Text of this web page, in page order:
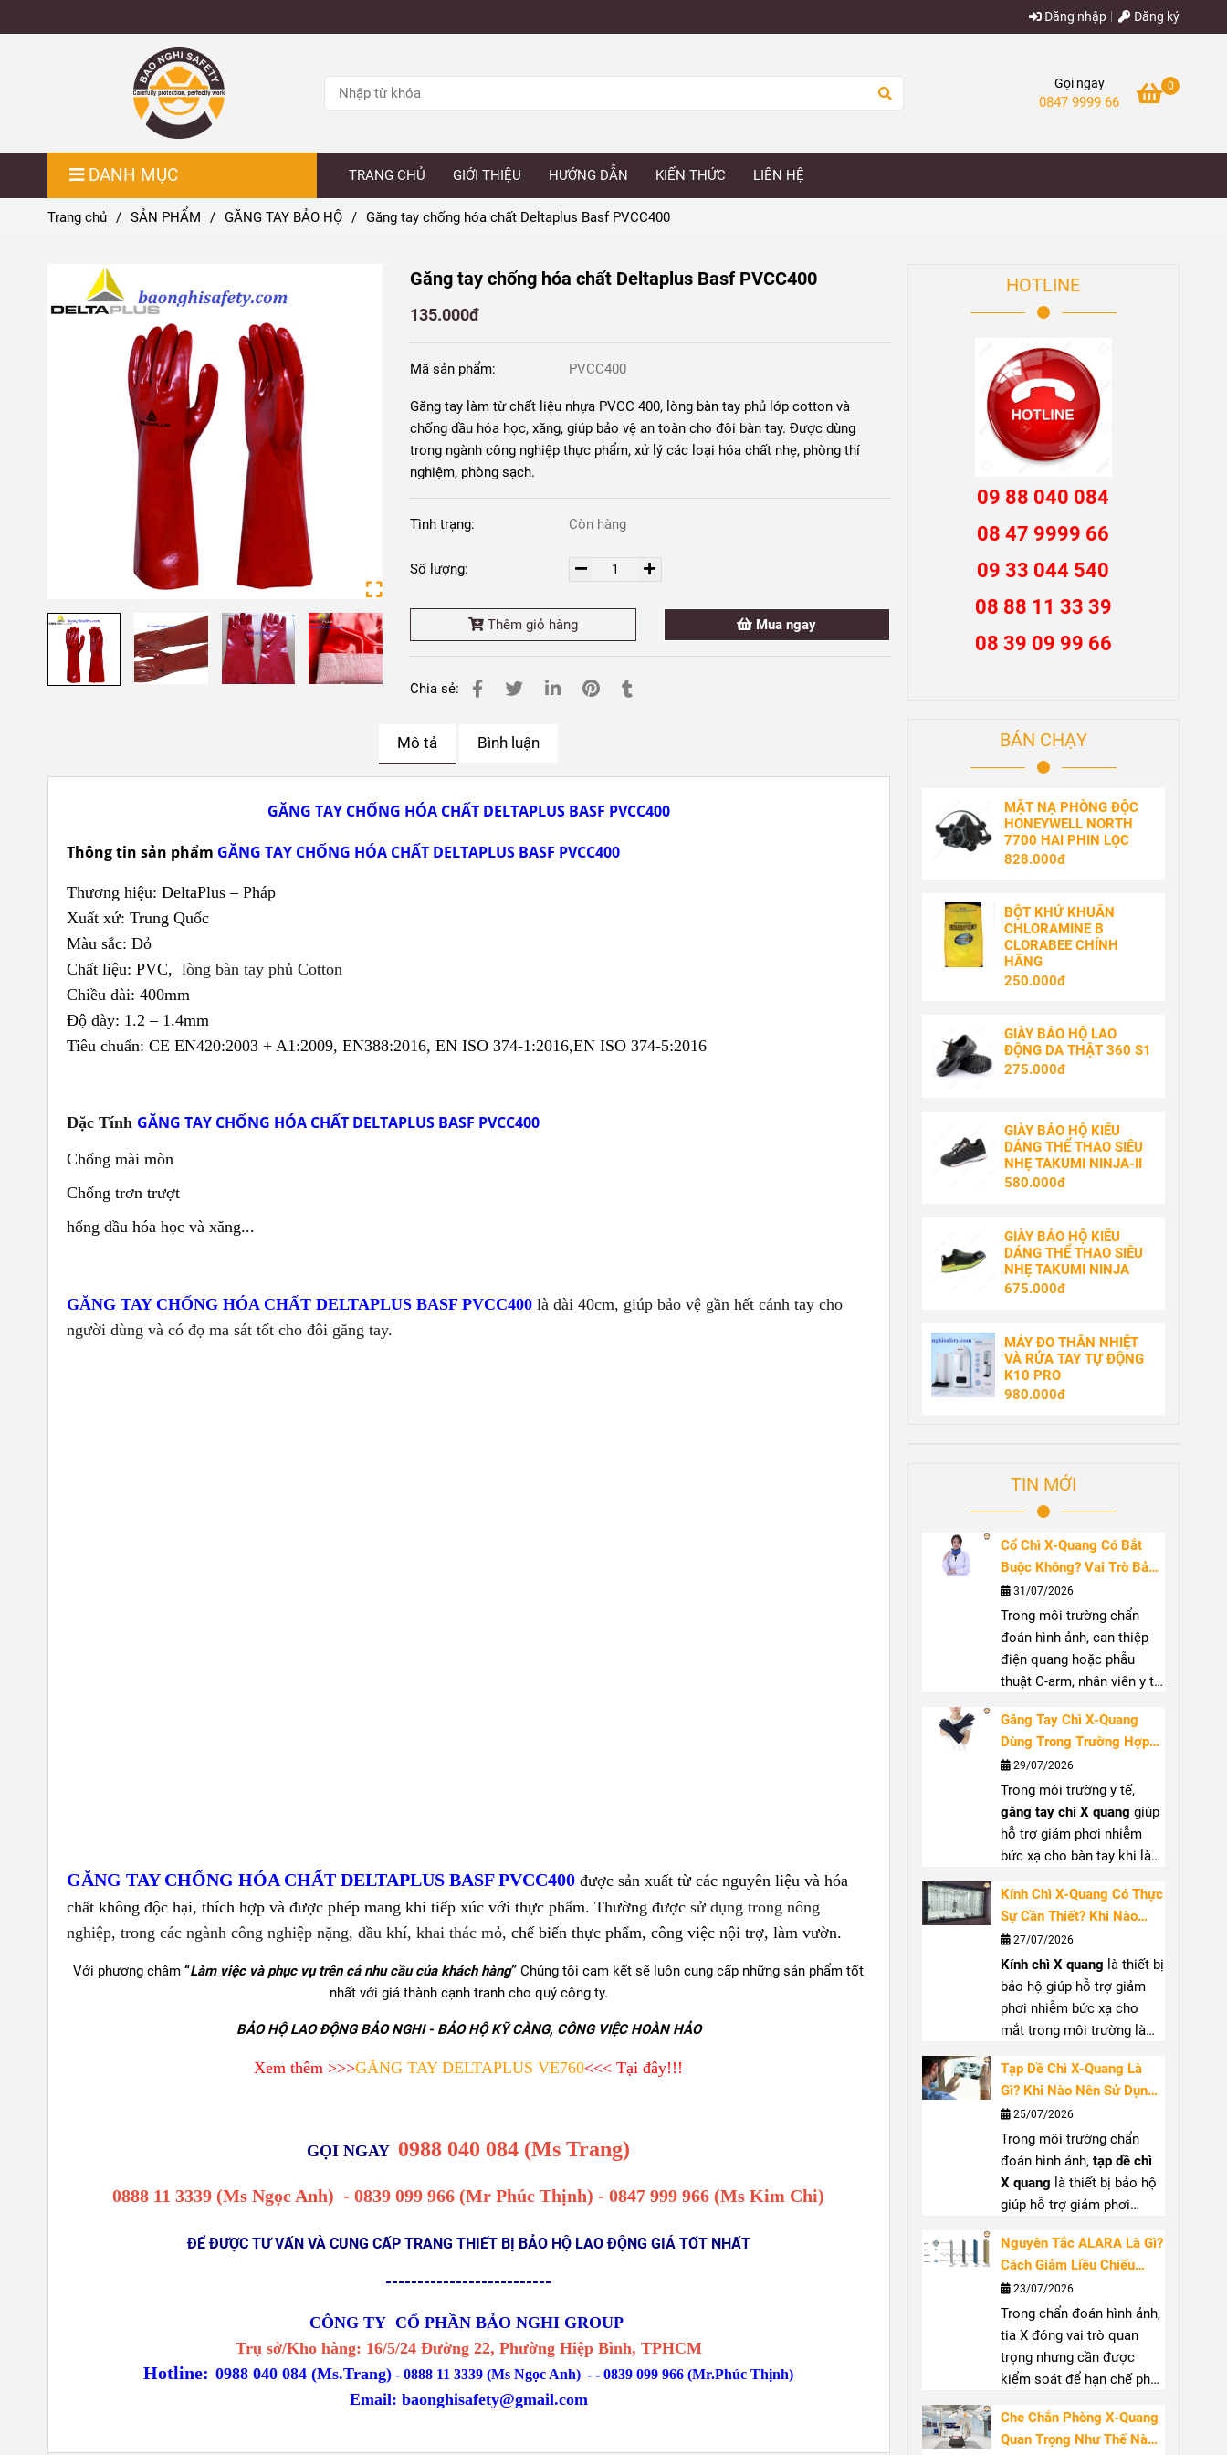
Đăng nhập Đăng ký
Gọi ngay
0847 9999 66
0
DANH MỤC TRANG CHỦ GIỚI THIỆU HƯỚNG DẪN KIẾN THỨC LIÊN HỆ
Trang chủ / SẢN PHẨM / GĂNG TAY BẢO HỘ / Găng tay chống hóa chất Deltaplus Basf PVCC400
Găng tay chống hóa chất Deltaplus Basf PVCC400
135.000đ
Mã sản phẩm: PVCC400
Găng tay làm từ chất liệu nhựa PVCC 400, lòng bàn tay phủ lớp cotton và
chống dầu hóa học, xăng, giúp bảo vệ an toàn cho đôi bàn tay. Được dùng
trong ngành công nghiệp thực phẩm, xử lý các loại hóa chất nhẹ, phòng thí
nghiệm, phòng sạch.
Tình trạng: Còn hàng
Số lượng:
Thêm giỏ hàng Mua ngay
Chia sẻ:
Mô tả Bình luận
GĂNG TAY CHỐNG HÓA CHẤT DELTAPLUS BASF PVCC400
Thông tin sản phẩm GĂNG TAY CHỐNG HÓA CHẤT DELTAPLUS BASF PVCC400
Thương hiệu: DeltaPlus – Pháp
Xuất xứ: Trung Quốc
Màu sắc: Đỏ
Chất liệu: PVC, lòng bàn tay phủ Cotton
Chiều dài: 400mm
Độ dày: 1.2 – 1.4mm
Tiêu chuẩn: CE EN420:2003 + A1:2009, EN388:2016, EN ISO 374-1:2016,EN ISO 374-5:2016
Đặc Tính GĂNG TAY CHỐNG HÓA CHẤT DELTAPLUS BASF PVCC400
Chống mài mòn
Chống trơn trượt
hống dầu hóa học và xăng...
GĂNG TAY CHỐNG HÓA CHẤT DELTAPLUS BASF PVCC400 là dài 40cm, giúp bảo vệ gần hết cánh tay cho
người dùng và có đọ ma sát tốt cho đôi găng tay.
GĂNG TAY CHỐNG HÓA CHẤT DELTAPLUS BASF PVCC400 được sản xuất từ các nguyên liệu và hóa
chất không độc hại, thích hợp và được phép mang khi tiếp xúc với thực phẩm. Thường được sử dụng trong nông
nghiệp, trong các ngành công nghiệp nặng, dầu khí, khai thác mỏ, chế biến thực phẩm, công việc nội trợ, làm vườn.
Với phương châm“Làm việc và phục vụ trên cả nhu cầu của khách hàng” Chúng tôi cam kết sẽ luôn cung cấp những sản phẩm tốt
nhất với giá thành cạnh tranh cho quý công ty.
BẢO HỘ LAO ĐỘNG BẢO NGHI - BẢO HỘ KỸ CÀNG, CÔNG VIỆC HOÀN HẢO
Xem thêm >>>GĂNG TAY DELTAPLUS VE760<<< Tại đây!!!
GỌI NGAY 0988 040 084 (Ms Trang)
0888 11 3339 (Ms Ngọc Anh) - 0839 099 966 (Mr Phúc Thịnh) - 0847 999 966 (Ms Kim Chi)
ĐỂ ĐƯỢC TƯ VẤN VÀ CUNG CẤP TRANG THIẾT BỊ BẢO HỘ LAO ĐỘNG GIÁ TỐT NHẤT
--------------------------
CÔNG TY CỔ PHẦN BẢO NGHI GROUP
Trụ sở/Kho hàng: 16/5/24 Đường 22, Phường Hiệp Bình, TPHCM
Hotline: 0988 040 084 (Ms.Trang) -0888 11 3339 (Ms Ngọc Anh) -- 0839 099 966 (Mr.Phúc Thịnh)
Email: baonghisafety@gmail.com
HOTLINE
09 88 040 084
08 47 9999 66
09 33 044 540
08 88 11 33 39
08 39 09 99 66
BÁN CHẠY
MẶT NẠ PHÒNG ĐỘC
HONEYWELL NORTH
7700 HAI PHIN LỌC
828.000đ
BỘT KHỬ KHUẨN
CHLORAMINE B
CLORABEE CHÍNH
HÃNG
250.000đ
GIÀY BẢO HỘ LAO
ĐỘNG DA THẬT 360 S1
275.000đ
GIÀY BẢO HỘ KIỂU
DÁNG THỂ THAO SIÊU
NHẸ TAKUMI NINJA-II
580.000đ
GIÀY BẢO HỘ KIỂU
DÁNG THỂ THAO SIÊU
NHẸ TAKUMI NINJA
675.000đ
MÁY ĐO THÂN NHIỆT
VÀ RỬA TAY TỰ ĐỘNG
K10 PRO
980.000đ
TIN MỚI
Cổ Chì X-Quang Có Bắt
Buộc Không? Vai Trò Bảo
Vệ Tuyến Giáp Trước Bức
Xạ
31/07/2026
Trong môi trường chẩn
đoán hình ảnh, can thiệp
điện quang hoặc phẫu
thuật C-arm, nhân viên y tế
tán xạ từ tia X.Cổ chì X
quang giúp che chắn vùng
cổ, hỗ trợ bảo vệ tuyến
giáp khi làm việc gần
nguồn phát. Bài viết sẽ
giúp bạn hiểu rõ vai trò,
trường hợp nên sử dụng và
giáp(thyroid shield) phù
hợp.
Găng Tay Chì X-Quang
Dùng Trong Trường Hợp
Nào? Hướng Dẫn Lựa
Chọn Đúng
29/07/2026
Trong môi trường y tế,
găng tay chì X quang giúp
hỗ trợ giảm phơi nhiễm
bức xạ cho bàn tay khi làm
biệt tại phòng can thiệp
hoặc phẫu thuật sử dụng
C-arm. Bài viết sẽ giúp bạn
hiểu rõ khi nào nên dùng
găng tay chống tia X, cách
chọngăng tay chì y tếphù
hợp và những lưu ý khi sử
tay
Kính Chì X-Quang Có Thực
Sự Cần Thiết? Khi Nào
Nên Sử Dụng?
27/07/2026
Kính chì X quang là thiết bị
bảo hộ giúp hỗ trợ giảm
phơi nhiễm bức xạ cho
mắt trong môi trường làm
giúp bạn hiểu rõ công
dụng, khi nào nên sử dụng
kính bảo hộ tia X
lựa chọn và cách bảo quản
để đảm bảo hiệu quả bảo
vệ.
Tạp Dề Chì X-Quang Là
Gì? Khi Nào Nên Sử Dụng
Và Cách Lựa Chọn
25/07/2026
Trong môi trường chẩn
đoán hình ảnh,tạp dề chì
X quang là thiết bị bảo hộ
giúp hỗ trợ giảm phơi
nguồn tia X. Sản phẩm
thường được sử dụng tại
phòng X-quang, phòng can
thiệp và khu vực có máy C-
arm. Để đạt hiệu quả bảo
vệ phù hợp, người dùng
cần quan tâm đếntạp dề
đương chì, phạm vi che
phủ và thiết kế sản phẩm.
Nguyên Tắc ALARA Là Gì?
Cách Giảm Liều Chiếu
Trong Chẩn Đoán Hình
Ảnh
23/07/2026
Trong chẩn đoán hình ảnh,
tia X đóng vai trò quan
trọng nhưng cần được
kiểm soát để hạn chế phơi
Nguyên tắc ALARA(As
Low As Reasonably
Che Chắn Phòng X-Quang
Quan Trọng Như Thế Nào?